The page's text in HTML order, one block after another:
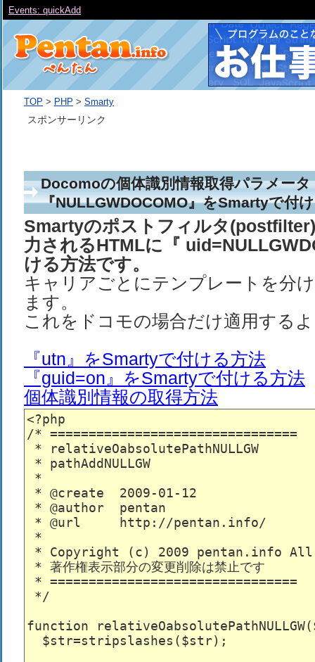
TOP > PHP > Smarty
Docomoの個体識別情報取得パラメータ
『NULLGWDOCOMO』をSmartyで付
Smartyのポストフィルタ
力されるHTMLに『
ける方法です。
キャリアごとにテンプレートを分
ます。
これをドコモの場合だけ適用する
『utn』をSmartyで付ける方法
『guid=on』をSmartyで付ける方法
個体識別情報の取得方法
<?php
/* ================================
* relativeOabsolutePathNULLGW
* pathAddNULLGW
*
* @create  2009-01-12
* @author  pentan
* @url     http://pentan.info/
*
* Copyright (c) 2009 pentan.info All
* 著作権表示部分の変更削除は禁止です
* ================================
*/
function
  $str=stripslashes($str);
スポンサーリンク
Events: quickAdd